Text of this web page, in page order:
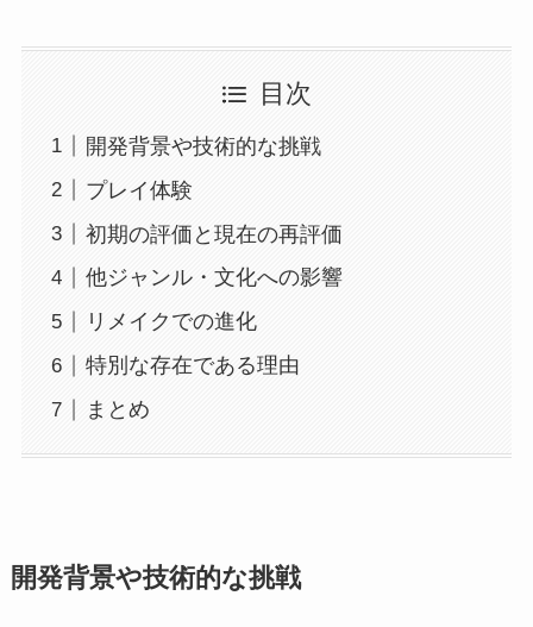
目次
開発背景や技術的な挑戦
プレイ体験
初期の評価と現在の再評価
他ジャンル・文化への影響
リメイクでの進化
特別な存在である理由
まとめ
開発背景や技術的な挑戦